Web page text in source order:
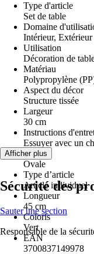
Type d'article
Set de table
Domaine
Intérieur, Extérieur
Utilisation
Décoration de
Matériau
Polypropylène
Aspect du décor
Structure tissée
Largeur
30 cm
Instructions
Essuyer avec un
Forme
Ovale
Type d’article
Article individuel
Longueur
45 cm
Coloris
Vert
EAN
3700837149978
Afficher plus
Sécurité des
Sauter une section
Responsable de la